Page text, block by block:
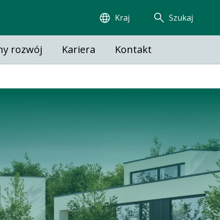
Kraj Szukaj
rozwój Kariera Kontakt